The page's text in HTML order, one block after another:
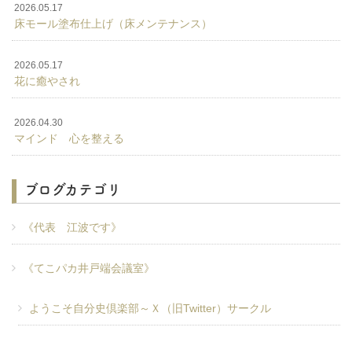
2026.05.17
床モール塗布仕上げ（床メンテナンス）
2026.05.17
花に癒やされ
2026.04.30
マインド 心を整える
ブログカテゴリ
《代表 江波です》
《てこパカ井戸端会議室》
ようこそ自分史倶楽部～Ｘ（旧Twitter）サークル